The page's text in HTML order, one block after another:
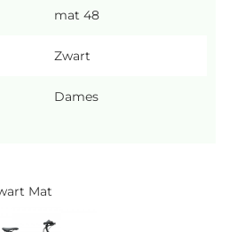
mat 48
Zwart
Dames
Mat